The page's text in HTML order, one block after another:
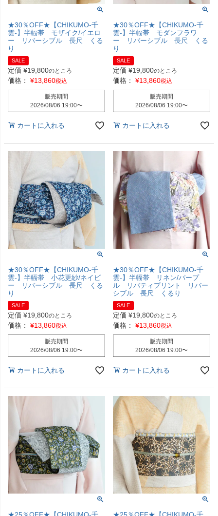
★30％OFF★【CHIKUMO-千
雲-】半幅帯 モザイク/イエロ
ー リバーシブル 長尺 くる
り
SALE
定価 ¥19,800のところ
価格： ¥13,860税込
販売期間
2026/08/06 19:00〜
カートに入れる
★30％OFF★【CHIKUMO-千
雲-】半幅帯 モダンフラワ
ー リバーシブル 長尺 くる
り
SALE
定価 ¥19,800のところ
価格： ¥13,860税込
販売期間
2026/08/06 19:00〜
カートに入れる
★30％OFF★【CHIKUMO-千
雲-】半幅帯 小花更紗/ネイビ
ー リバーシブル 長尺 くる
り
SALE
定価 ¥19,800のところ
価格： ¥13,860税込
販売期間
2026/08/06 19:00〜
カートに入れる
★30％OFF★【CHIKUMO-千
雲-】半幅帯 リネン/パープ
ル リバティプリント リバー
シブル 長尺 くるり
SALE
定価 ¥19,800のところ
価格： ¥13,860税込
販売期間
2026/08/06 19:00〜
カートに入れる
★25％OFF★【CHIKUMO-千 ★25％OFF★【CHIKUMO-千